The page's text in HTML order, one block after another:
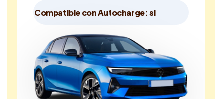
Compatible con Autocharge: si